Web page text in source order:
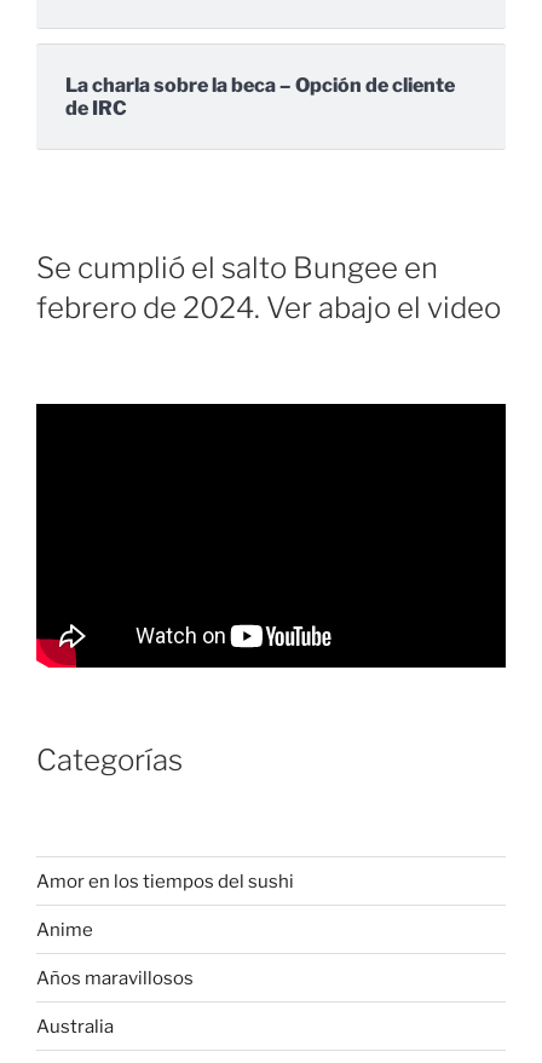
La charla sobre la beca – Opción de cliente
de IRC
Se cumplió el salto Bungee en
febrero de 2024. Ver abajo el video
Categorías
Amor en los tiempos del sushi
Anime
Años maravillosos
Australia